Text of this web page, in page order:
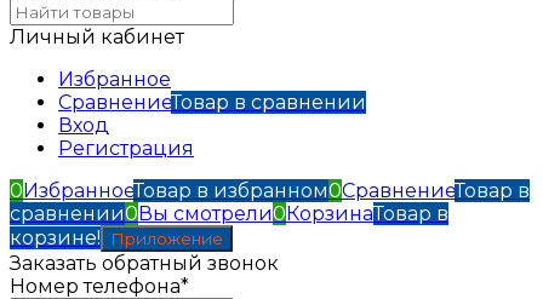
Личный кабинет
Избранное
СравнениеТовар в сравнении
Вход
Регистрация
0ИзбранноеТовар в избранном0СравнениеТовар в
сравнении0Вы смотрели0КорзинаТовар в
корзине!
Приложение
Заказать обратный звонок
Номер телефона*